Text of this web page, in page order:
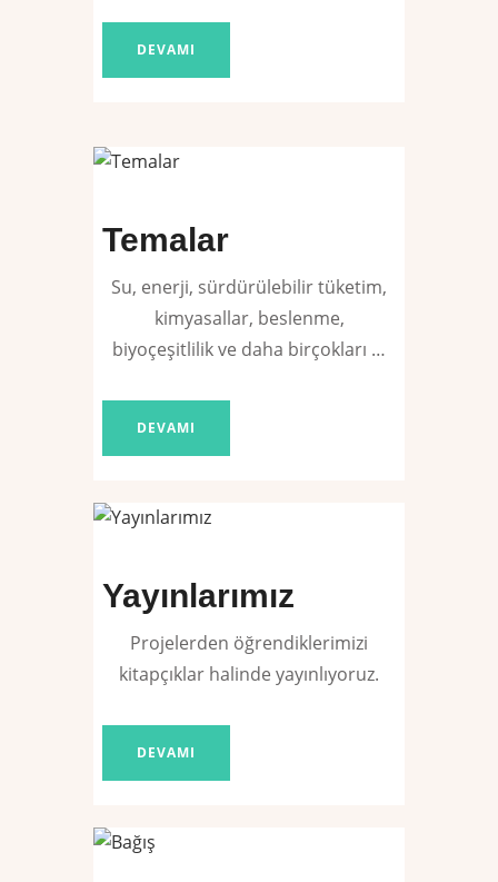
DEVAMI
Temalar
Su, enerji, sürdürülebilir tüketim,
kimyasallar, beslenme,
biyoçeşitlilik ve daha birçokları …
DEVAMI
Yayınlarımız
Projelerden öğrendiklerimizi
kitapçıklar halinde yayınlıyoruz.
DEVAMI